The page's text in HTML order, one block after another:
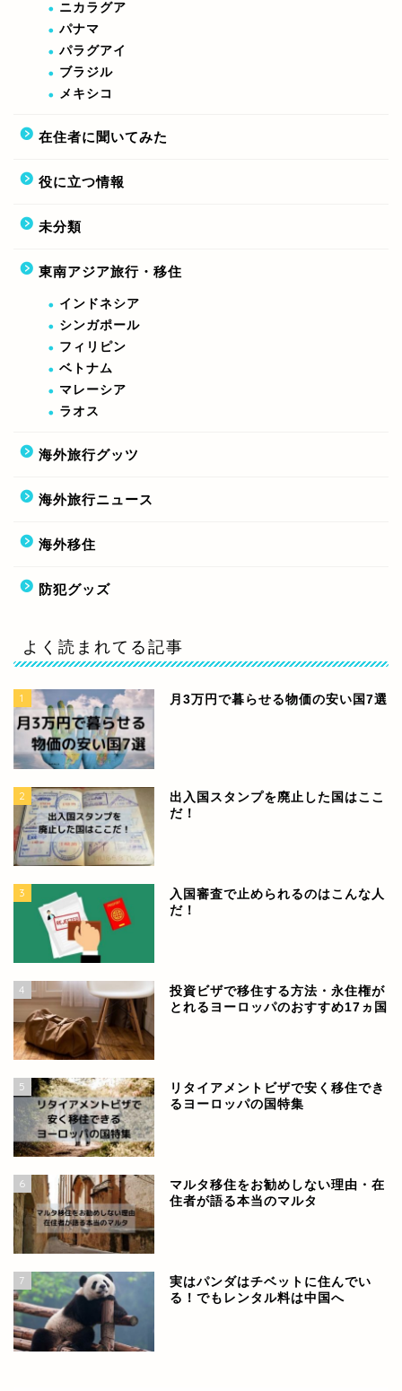
ニカラグア
パナマ
パラグアイ
ブラジル
メキシコ
在住者に聞いてみた
役に立つ情報
未分類
東南アジア旅行・移住
インドネシア
シンガポール
フィリピン
ベトナム
マレーシア
ラオス
海外旅行グッツ
海外旅行ニュース
海外移住
防犯グッズ
よく読まれてる記事
1 月3万円で暮らせる物価の安い国7選
2
出入国スタンプを廃止した国はここ
だ！
3
入国審査で止められるのはこんな人
だ！
4
投資ビザで移住する方法・永住権が
とれるヨーロッパのおすすめ17ヵ国
5
リタイアメントビザで安く移住でき
るヨーロッパの国特集
6
マルタ移住をお勧めしない理由・在
住者が語る本当のマルタ
7
実はパンダはチベットに住んでい
る！でもレンタル料は中国へ